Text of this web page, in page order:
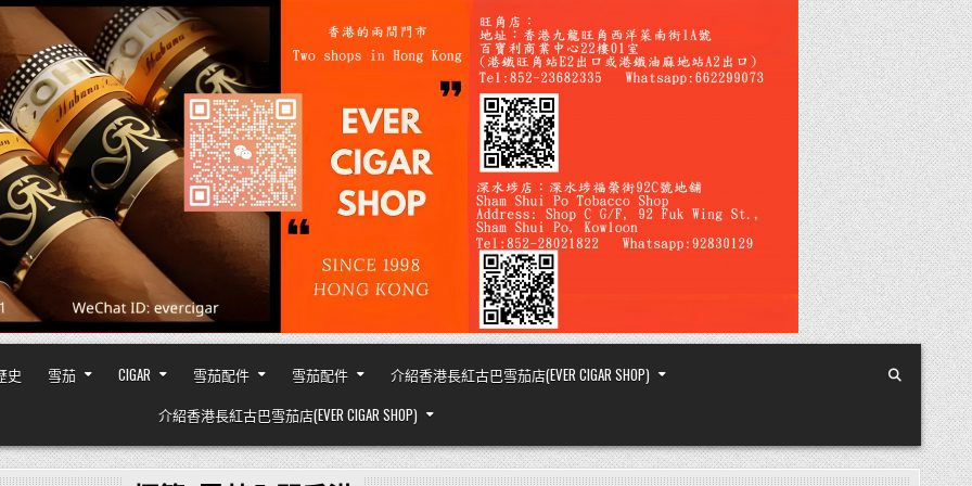
史 雪茄 CIGAR 雪茄配件 雪茄配件
介紹香港長紅古巴雪茄店(EVER CIGAR SHOP)
介紹香港長紅古巴雪茄店(EVER CIGAR SHOP)